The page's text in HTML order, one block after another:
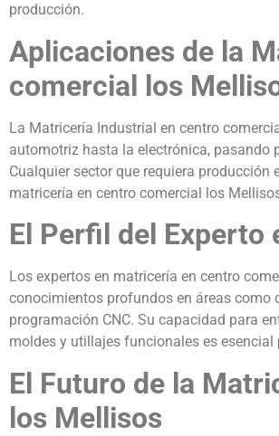
producción.
Aplicaciones de la
comercial los
La Matricería Industrial en centro
automotriz hasta la electrónica, pasando
Cualquier sector que requiera producción
matricería en centro comercial los
El Perfil del Experto
Los expertos en matricería en centro
conocimientos profundos en áreas como
programación CNC. Su capacidad para
moldes y utillajes funcionales es
El Futuro de la
los Mellisos